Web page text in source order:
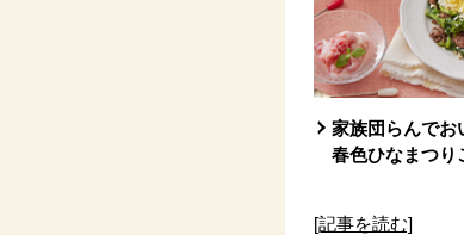
家族団らんでお
春色ひなまつり
[記事を読む]